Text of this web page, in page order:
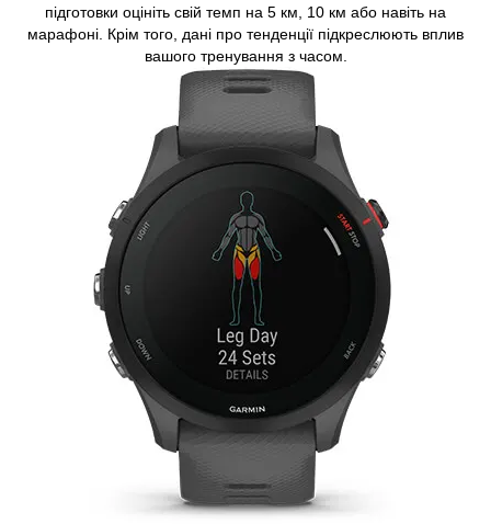
підготовки оцініть свій темп на 5 км, 10 км або навіть на
марафоні. Крім того, дані про тенденції підкреслюють вплив
вашого тренування з часом.